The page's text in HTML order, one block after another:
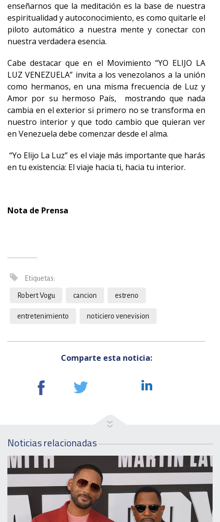
enseñarnos que la meditación es la base de nuestra
espiritualidad y autoconocimiento, es como quitarle el
piloto automático a nuestra mente y conectar con
nuestra verdadera esencia.
Cabe destacar que en el Movimiento “YO ELIJO LA
LUZ VENEZUELA” invita a los venezolanos a la unión
como hermanos, en una misma frecuencia de Luz y
Amor por su hermoso País, mostrando que nada
cambia en el exterior si primero no se transforma en
nuestro interior y que todo cambio que quieran ver
en Venezuela debe comenzar desde el alma.
“Yo Elijo La Luz” es el viaje más importante que harás
en tu existencia: El viaje hacia ti, hacia tu interior.
Nota de Prensa
Etiquetas:
Robert Vogu cancion estreno
entretenimiento noticiero venevision
Comparte esta noticia:
Noticias relacionadas